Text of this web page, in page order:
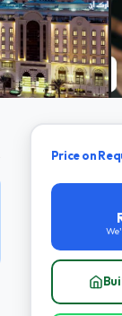
Price on